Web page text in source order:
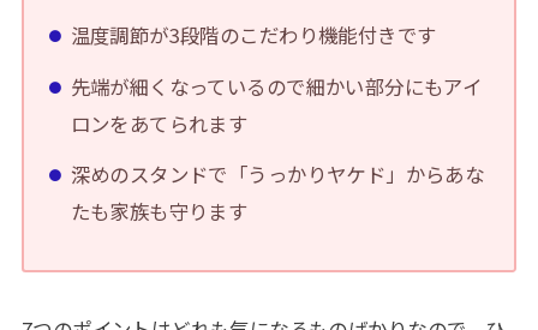
温度調節が3段階のこだわり機能付きです
先端が細くなっているので細かい部分にもアイ
ロンをあてられます
深めのスタンドで「うっかりヤケド」からあな
たも家族も守ります